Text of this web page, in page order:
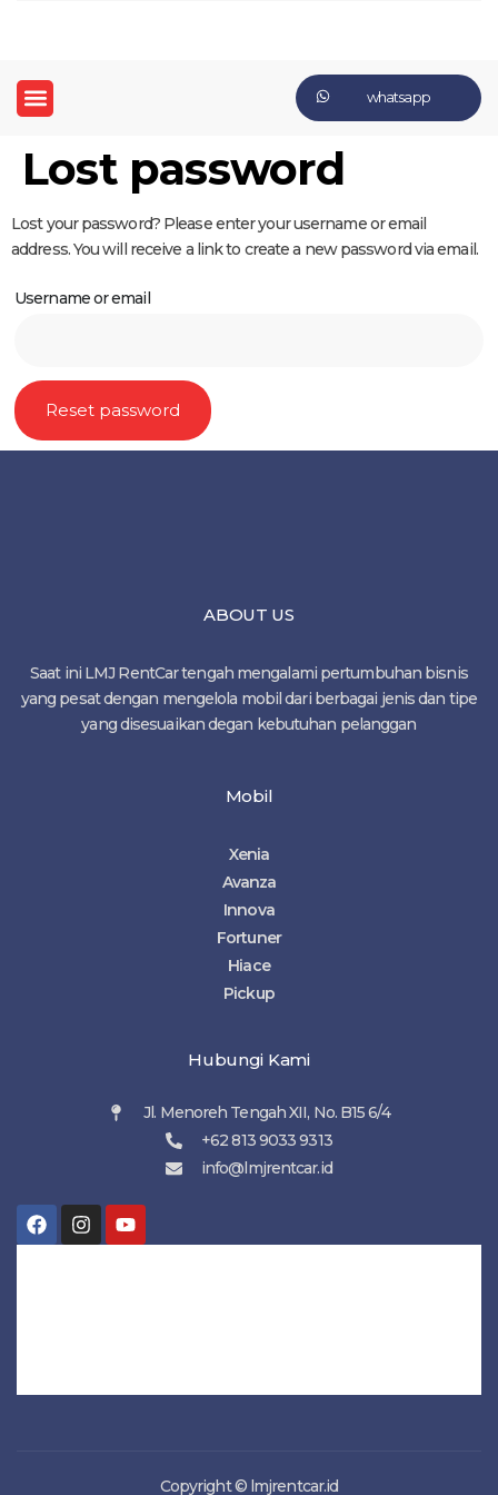
whatsapp
Lost password
Lost your password? Please enter your username or email
address. You will receive a link to create a new password via email.
Username or email
Reset password
ABOUT US
Saat ini LMJ RentCar tengah mengalami pertumbuhan bisnis
yang pesat dengan mengelola mobil dari berbagai jenis dan tipe
yang disesuaikan degan kebutuhan pelanggan
Mobil
Xenia
Avanza
Innova
Fortuner
Hiace
Pickup
Hubungi Kami
Jl. Menoreh Tengah XII, No. B15 6/4
+62 813 9033 9313
info@lmjrentcar.id
Copyright © lmjrentcar.id